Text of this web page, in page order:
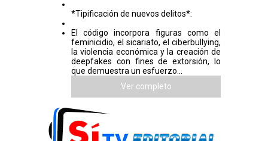
*Tipificación de nuevos delitos*:
El código incorpora figuras como el
feminicidio, el sicariato, el ciberbullying,
la violencia económica y la creación de
deepfakes con fines de extorsión, lo
que demuestra un esfuerzo...
Ver completo